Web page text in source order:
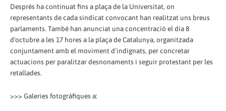
Després ha continuat fins a plaça de la Universitat, on
representants de cada sindicat convocant han realitzat uns breus
parlaments. També han anunciat una concentració el dia 8
d'octubre a les 17 hores a la plaça de Catalunya, organitzada
conjuntament amb el moviment d'indignats, per concretar
actuacions per paralitzar desnonaments i seguir protestant per les
retallades.
>>> Galeries fotogràfiques a: